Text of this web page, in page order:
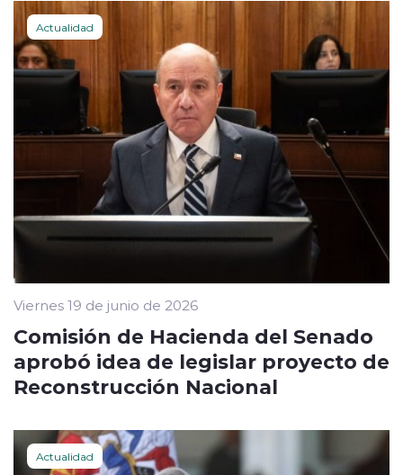
Actualidad
Viernes 19 de junio de 2026
Comisión de Hacienda del Senado
aprobó idea de legislar proyecto de
Reconstrucción Nacional
Actualidad